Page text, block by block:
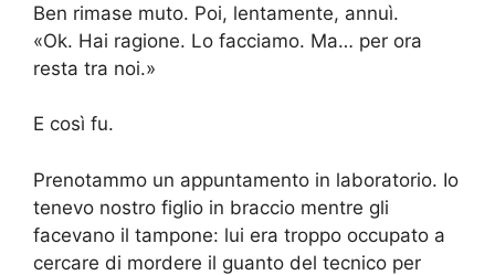
Ben rimase muto. Poi, lentamente, annuì.
«Ok. Hai ragione. Lo facciamo. Ma… per ora
resta tra noi.»
E così fu.
Prenotammo un appuntamento in laboratorio. Io
tenevo nostro figlio in braccio mentre gli
facevano il tampone: lui era troppo occupato a
cercare di mordere il guanto del tecnico per